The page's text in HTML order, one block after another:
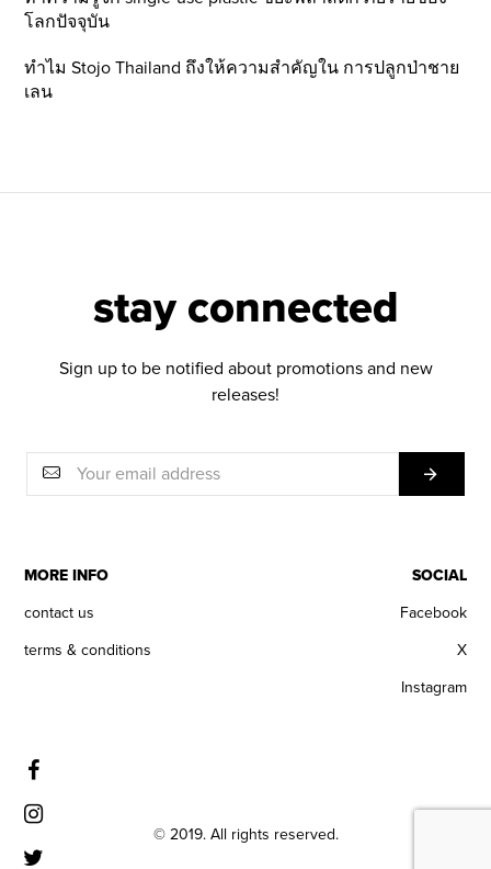
โลกปัจจุบัน
ทำไม Stojo Thailand ถึงให้ความสำคัญใน การปลูกป่าชาย
เลน
stay connected
Sign up to be notified about promotions and new
releases!
MORE INFO
contact us
terms & conditions
SOCIAL
Facebook
X
Instagram
© 2019. All rights reserved.